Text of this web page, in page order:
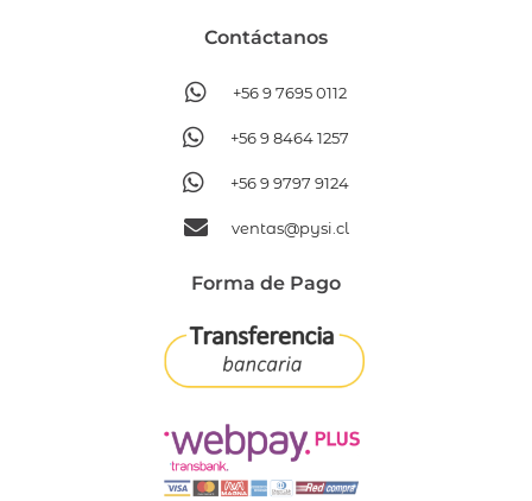
Contáctanos​
+56 9 7695 0112
+56 9 8464 1257
+56 9 9797 9124
ventas@pysi.cl
Forma de Pago